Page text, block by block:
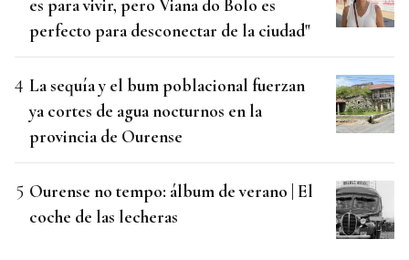
es para vivir, pero Viana do Bolo es
perfecto para desconectar de la ciudad"
La sequía y el bum poblacional fuerzan
ya cortes de agua nocturnos en la
provincia de Ourense
Ourense no tempo: álbum de verano | El
coche de las lecheras